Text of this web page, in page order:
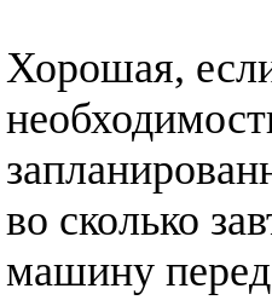
Хорошая,
во сколько
машину